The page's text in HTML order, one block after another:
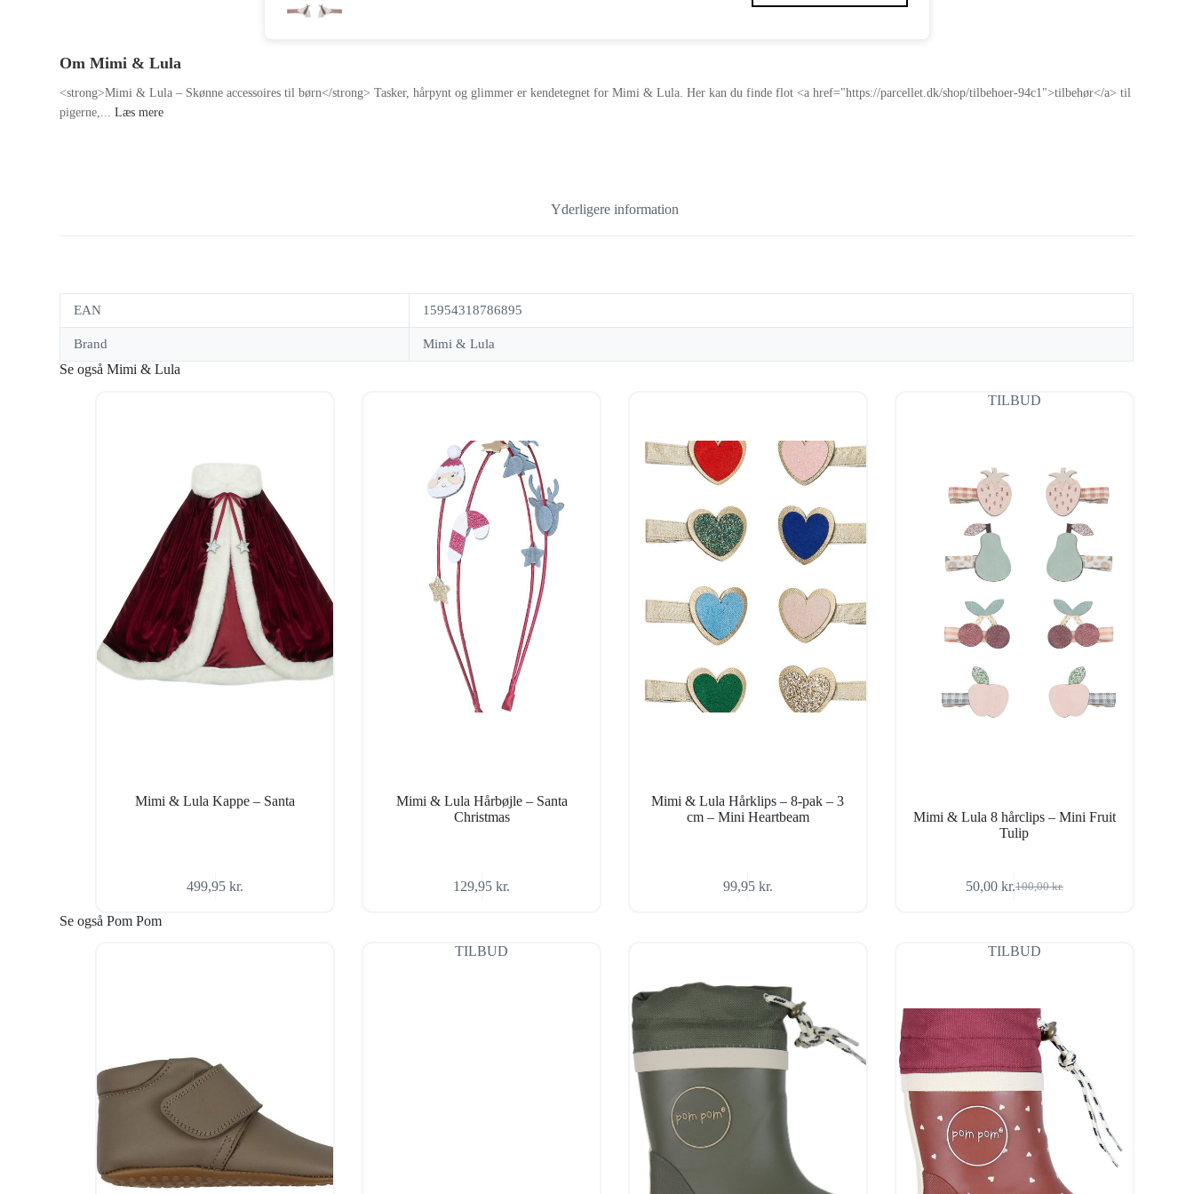
Om Mimi & Lula
<strong>Mimi & Lula – Skønne accessoires til børn</strong> Tasker, hårpynt og glimmer er kendetegnet for Mimi & Lula. Her kan du finde flot <a href="https://parcellet.dk/shop/tilbehoer-94c1">tilbehør</a> til
pigerne,...Læs mere
Yderligere information
EAN 15954318786895
Brand Mimi & Lula
Se også Mimi & Lula
Mimi & Lula Kappe – Santa
499,95kr.
Mimi & Lula Hårbøjle – Santa
Christmas
129,95kr.
Mimi & Lula Hårklips – 8-pak – 3
cm – Mini Heartbeam
99,95 kr.
TILBUD
Mimi & Lula 8 hårclips – Mini Fruit
Tulip
100,00kr.
Den
100,00 kr..
50,00 kr.Den
50,00 kr..
Se også Pom Pom
TILBUD TILBUD